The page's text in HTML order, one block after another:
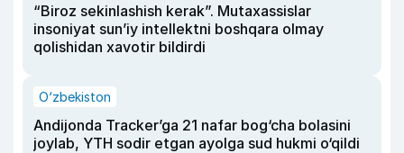
“Biroz sekinlashish kerak”. Mutaxassislar
insoniyat sun’iy intellektni boshqara olmay
qolishidan xavotir bildirdi
O‘zbekiston
Andijonda Tracker’ga 21 nafar bog‘cha bolasini
joylab, YTH sodir etgan ayolga sud hukmi o‘qildi